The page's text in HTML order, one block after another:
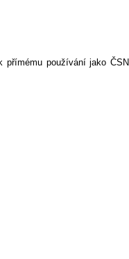
přímému používání jako ČSN